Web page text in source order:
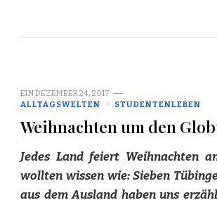
EINDEZEMBER 24, 2017
ALLTAGSWELTEN
STUDENTENLEBEN
Weihnachten um den
Jedes Land feiert Weihnachten
wollten wissen wie: Sieben
aus dem Ausland haben uns